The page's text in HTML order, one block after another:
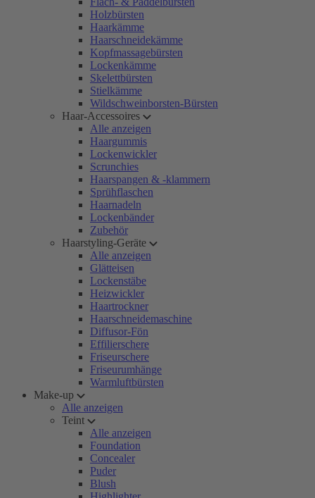
Holzbürsten
Haarkämme
Haarschneidekämme
Kopfmassagebürsten
Lockenkämme
Skelettbürsten
Stielkämme
Wildschweinborsten-Bürsten
Haar-Accessoires
Alle anzeigen
Haargummis
Lockenwickler
Scrunchies
Haarspangen & -klammern
Sprühflaschen
Haarnadeln
Lockenbänder
Zubehör
Haarstyling-Geräte
Alle anzeigen
Glätteisen
Lockenstäbe
Heizwickler
Haartrockner
Haarschneidemaschine
Diffusor-Fön
Effilierschere
Friseurschere
Friseurumhänge
Warmluftbürsten
Make-up
Alle anzeigen
Teint
Alle anzeigen
Foundation
Concealer
Puder
Blush